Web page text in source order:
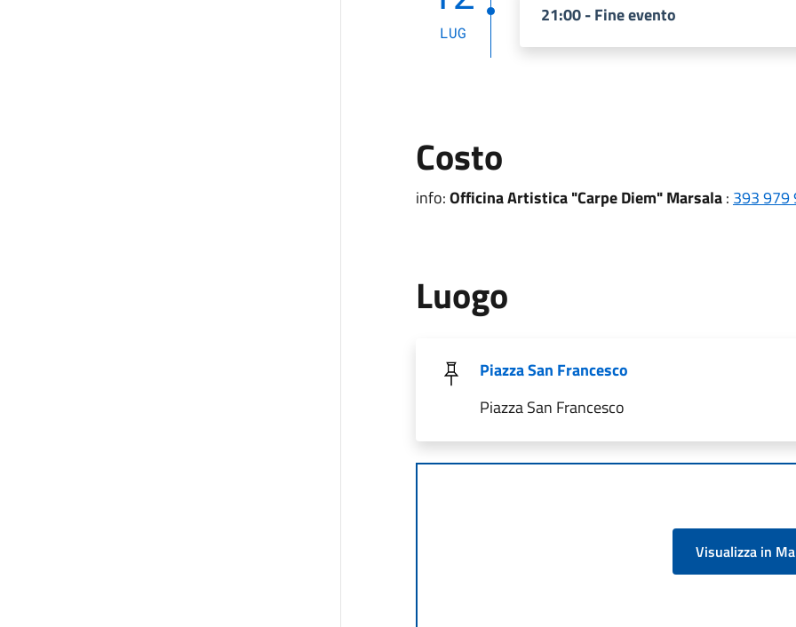
LUG
21:00 - Fine evento
Costo
info:Officina Artistica "Carpe Diem" Marsala: 393 979
Luogo
Piazza San Francesco
Piazza San Francesco
Visualizza in